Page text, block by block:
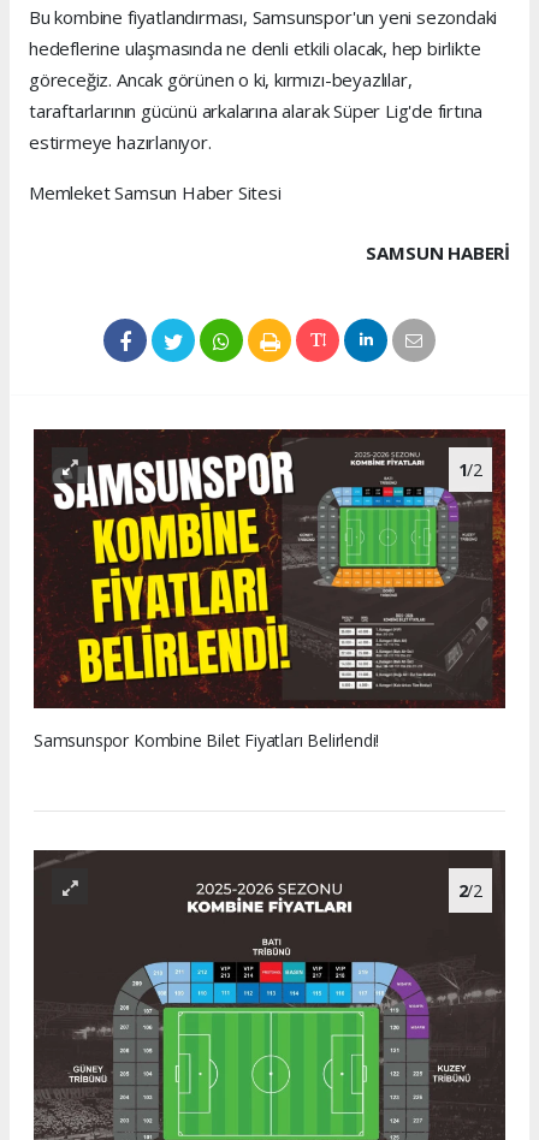
Bu kombine fiyatlandırması, Samsunspor'un yeni sezondaki
hedeflerine ulaşmasında ne denli etkili olacak, hep birlikte
göreceğiz. Ancak görünen o ki, kırmızı-beyazlılar,
taraftarlarının gücünü arkalarına alarak Süper Lig'de fırtına
estirmeye hazırlanıyor.
Memleket Samsun Haber Sitesi
SAMSUN HABERİ
1/2
Samsunspor Kombine Bilet Fiyatları Belirlendi!
2/2